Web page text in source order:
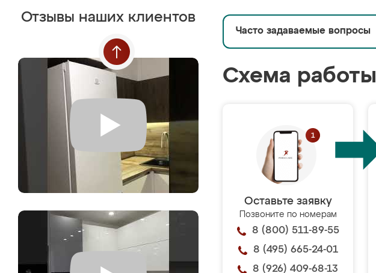
Отзывы наших клиентов
Часто задаваемые вопросы
Схема работы
Оставьте заявку
Позвоните по номерам
8 (800) 511-89-55
8 (495) 665-24-01
8 (926) 409-68-13